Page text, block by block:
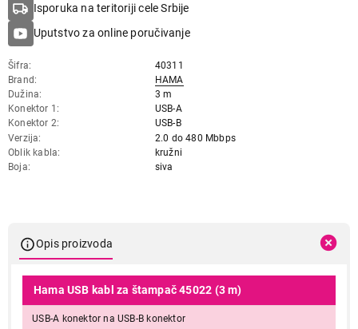
Isporuka na teritoriji cele Srbije
Uputstvo za online poručivanje
Šifra
40311
Brand
HAMA
Dužina
3 m
Konektor 1
USB-A
Konektor 2
USB-B
Verzija
2.0 do 480 Mbbps
Oblik kabla
kružni
Boja
siva
Opis proizvoda
Hama USB kabl za štampač 45022 (3 m)
USB-A konektor na USB-B konektor